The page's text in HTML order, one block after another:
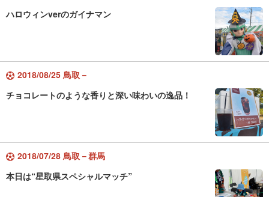
ハロウィンverのガイナマン
2018/08/25 鳥取－
チョコレートのような香りと深い味わいの逸品！
2018/07/28 鳥取－群馬
本日は“星取県スペシャルマッチ”